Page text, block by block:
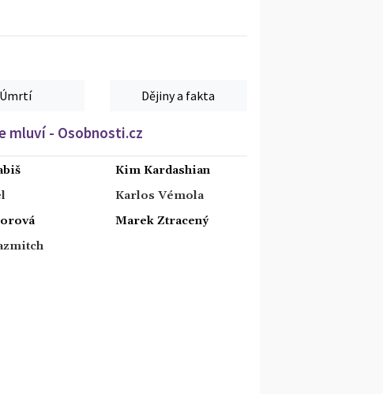
Úmrtí Dějiny a fakta
mluví - Osobnosti.cz
Kim Kardashian
Karlos Vémola
Marek Ztracený